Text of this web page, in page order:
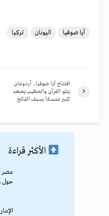
آيا صوفيا اليونان تركيا
افتتاح آيا صوفيا.. أردوغان
يتلو القرآن والخطيب يصعد
المنبر ممسكا بسيف الفاتح
الأكثر قراءة
مصر
حول